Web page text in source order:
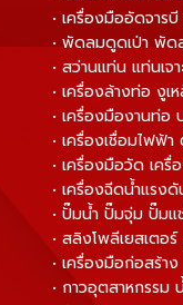
• เครื่องมืออัดจาร
• พัดลมดูดเป่า พั
• สว่านแท่น แท่นเจ
• เครื่องล้างท่อ งู
• เครื่องมืองานท่
• เครื่องเชื่อมไฟฟ้
• เครื่องมือวัด เค
• เครื่องฉีดน้ำแรง
• ปั๊มน้ำ ปั๊มจุ่ม ปั๊ม
• สลิงโพลีเยสเตอ
• เครื่องมือก่อสร้าง
• กาวอุตสาหกรรม